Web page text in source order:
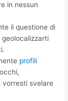
in nessun
il questione di
profili
vorresti svelare